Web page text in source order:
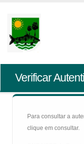
Verificar
Para consultar a
clique em consultar.